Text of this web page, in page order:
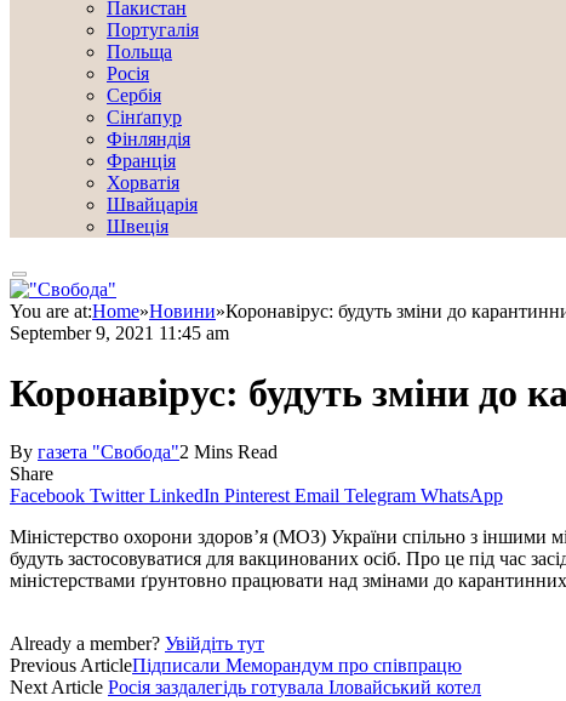
Пакистан
Португалія
Польща
Росія
Сербія
Сінґапур
Фінляндія
Франція
Хорватія
Швайцарія
Швеція
You are at:Home»Новини»Коронавірус: будуть зміни до
September 9, 2021 11:45 am
Коронавірус: будуть зміни до
By газета "Свобода"2 Mins Read
Share
Facebook Twitter LinkedIn Pinterest Email Telegram WhatsApp
Міністерство охорони здоров’я (МОЗ) України спільно з іншими
будуть застосовуватися для вакцинованих осіб. Про це під час
міністерствами ґрунтовно працювати над змінами до
Already a member? Увійдіть тут
Previous ArticleПідписали Меморандум про співпрацю
Next Article Росія заздалегідь готувала Іловайський котел